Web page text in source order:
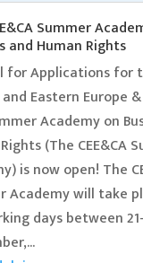
Summer
and Human Rights
for Applications for
Eastern Europe
Academy on
(The CEE&CA
is now open! The
Academy will take
days between